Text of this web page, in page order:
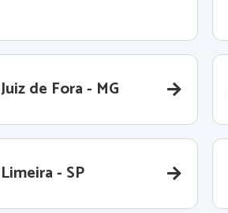
Juiz de Fora - MG
Limeira - SP